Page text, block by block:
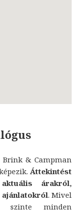
& Campman
Áttekintést
árakról,
ajánlatokról. Mivel
szinte minden